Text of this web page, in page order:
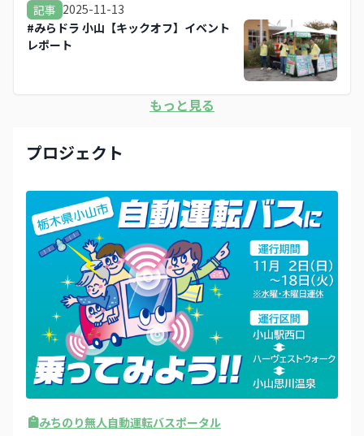
記事 2025-11-13
#みらドラ 小山【キックオフ】イベント
レポート
もっと見る
プロジェクト
みちのり無人自動運転バスポータル